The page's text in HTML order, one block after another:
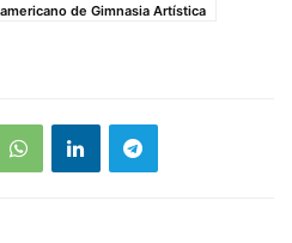
de Gimnasia Artística